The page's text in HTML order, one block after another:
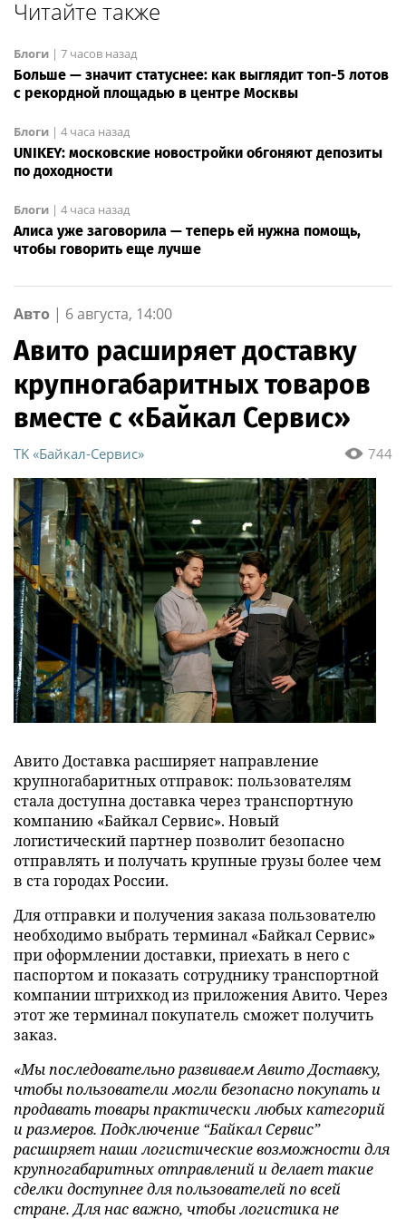
Читайте также
Блоги | 7 часов назад
Больше — значит статуснее: как выглядит топ-5 лотов
с рекордной площадью в центре Москвы
Блоги | 4 часа назад
UNIKEY: московские новостройки обгоняют депозиты
по доходности
Блоги | 4 часа назад
Алиса уже заговорила — теперь ей нужна помощь,
чтобы говорить еще лучше
Авто | 6 августа, 14:00
Авито расширяет доставку
крупногабаритных товаров
вместе с «Байкал Сервис»
744
ТK «Байкал-Сервис»
Авито Доставка расширяет направление
крупногабаритных отправок: пользователям
стала доступна доставка через транспортную
компанию «Байкал Сервис». Новый
логистический партнер позволит безопасно
отправлять и получать крупные грузы более чем
в ста городах России.
Для отправки и получения заказа пользователю
необходимо выбрать терминал «Байкал Сервис»
при оформлении доставки, приехать в него с
паспортом и показать сотруднику транспортной
компании штрихкод из приложения Авито. Через
этот же терминал покупатель сможет получить
заказ.
«Мы последовательно развиваем Авито Доставку,
чтобы пользователи могли безопасно покупать и
продавать товары практически любых категорий
и размеров. Подключение “Байкал Сервис”
расширяет наши логистические возможности для
крупногабаритных отправлений и делает такие
сделки доступнее для пользователей по всей
стране. Для нас важно, чтобы логистика не